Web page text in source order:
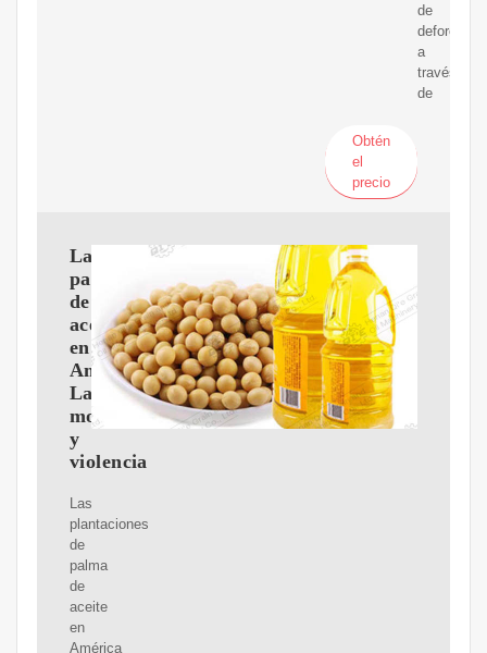
de
a
través
de
Obtén
el
precio
La
palma
de
aceite
en
América
Latina:
monocultivo
y
violencia
Las
plantaciones
de
palma
de
aceite
en
América